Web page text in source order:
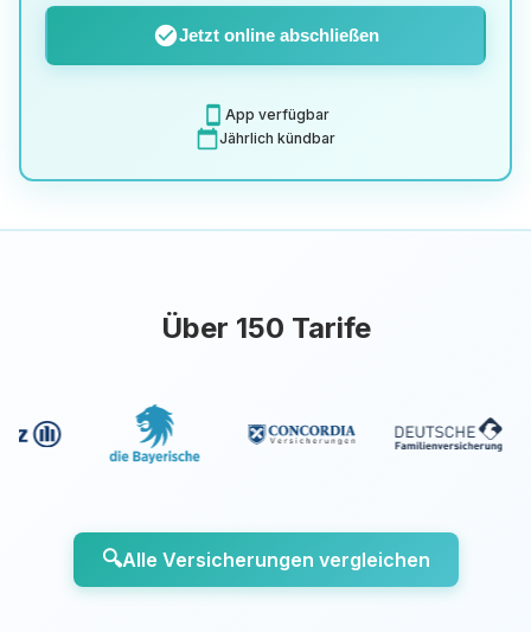
check_circleJetzt online abschließen
smartphone App verfügbar
calendar_todayJährlich kündbar
Über 150 Tarife
🔍Alle Versicherungen vergleichen